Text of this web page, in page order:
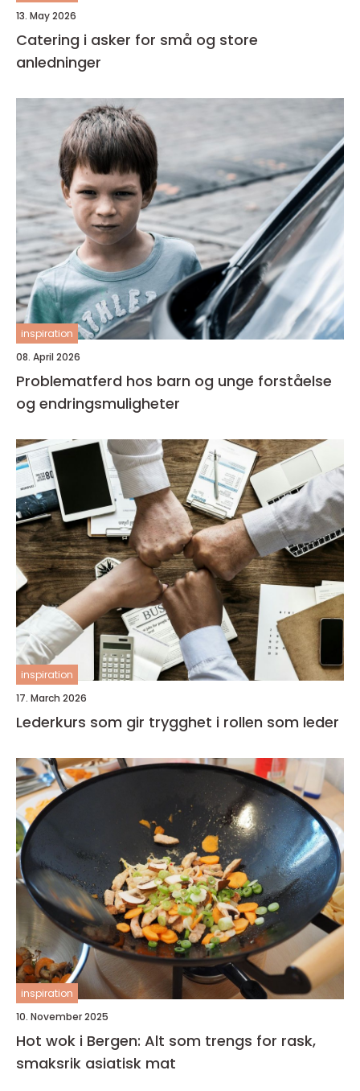
13. May 2026
Catering i asker for små og store
anledninger
inspiration
08. April 2026
Problematferd hos barn og unge forståelse
og endringsmuligheter
inspiration
17. March 2026
Lederkurs som gir trygghet i rollen som leder
inspiration
10. November 2025
Hot wok i Bergen: Alt som trengs for rask,
smaksrik asiatisk mat